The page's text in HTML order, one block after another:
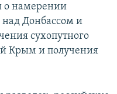
о намерении
над Донбассом и
сухопутного
Крым и получения